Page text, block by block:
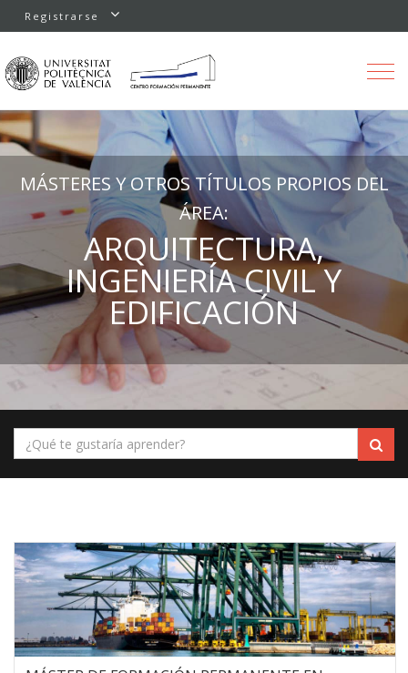
Registrarse
Toggle
MÁSTERES Y OTROS TÍTULOS PROPIOS DEL
ÁREA:
ARQUITECTURA,
INGENIERÍA CIVIL Y
EDIFICACIÓN